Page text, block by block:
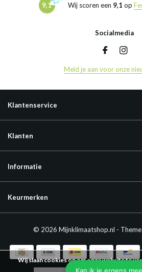
9,1 Wij scoren een 9,1 op
Socialmedia
Meld je aan voor onze
Klantenservice
Klanten
Informatie
Keurmerken
© 2026 Mijnklimaatshop.nl -
Wij slaan cookies op om onze website te